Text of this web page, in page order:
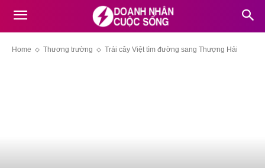
Home Thương trường Trái cây Việt tìm đường sang Thượng Hải